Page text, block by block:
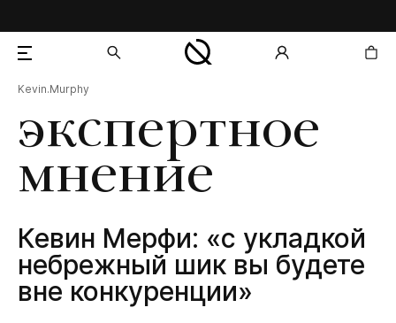
экспертное
мнение
Кевин Мерфи: «с укладкой
небрежный шик вы будете
вне конкуренции»
Kevin.Murphy